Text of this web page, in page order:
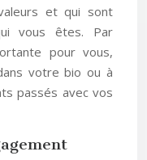
et qui sont
vous êtes. Par
pour vous,
votre bio ou à
passés avec vos